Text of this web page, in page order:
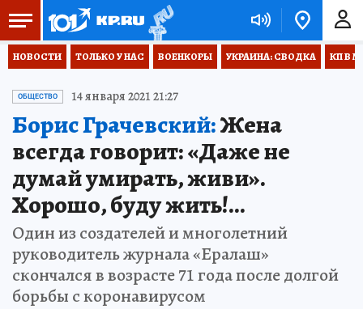
НОВОСТИ ТОЛЬКО У НАС ВОЕНКОРЫ УКРАИНА: СВОДКА КП В
ОБЩЕСТВО 14 января 2021 21:27
Борис Грачевский:Жена
всегда говорит: «Даже не
думай умирать, живи».
Хорошо, буду жить!...
Один из создателей и многолетний
руководитель журнала «Ералаш»
скончался в возрасте 71 года после долгой
борьбы с коронавирусом